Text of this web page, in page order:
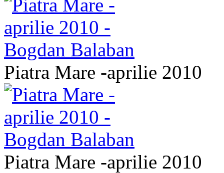
Piatra Mare -aprilie 2010
Piatra Mare -aprilie 2010